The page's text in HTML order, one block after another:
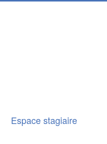
Espace stagiaire